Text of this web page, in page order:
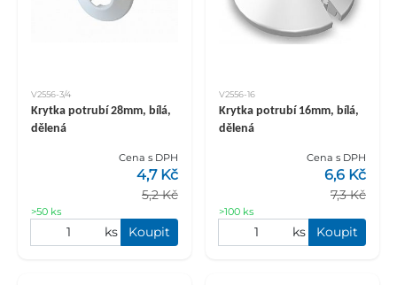
V2556-3/4
Krytka potrubí 28mm, bílá,
dělená
Cena s DPH
5,2 Kč
4,7 Kč
>50 ks
ks Koupit
V2556-16
Krytka potrubí 16mm, bílá,
dělená
Cena s DPH
7,3 Kč
6,6 Kč
>100 ks
ks Koupit